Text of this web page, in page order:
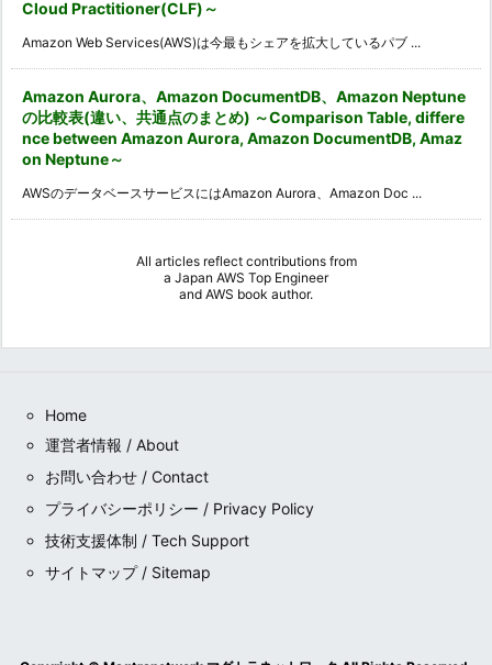
Cloud Practitioner(CLF)～
Amazon Web Services(AWS)は今最もシェアを拡大しているパブ ...
Amazon Aurora、Amazon DocumentDB、Amazon Neptune
の比較表(違い、共通点のまとめ) ～Comparison Table, differe
nce between Amazon Aurora, Amazon DocumentDB, Amaz
on Neptune～
AWSのデータベースサービスにはAmazon Aurora、Amazon Doc ...
All articles reflect contributions from
a Japan AWS Top Engineer
and AWS book author.
Home
運営者情報 / About
お問い合わせ / Contact
プライバシーポリシー / Privacy Policy
技術支援体制 / Tech Support
サイトマップ / Sitemap